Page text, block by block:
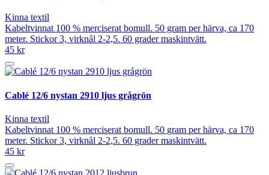
Kinna textil
Kabeltvinnat 100 % merciserat bomull. 50 gram per härva, ca 170
meter. Stickor 3, virknål 2-2,5. 60 grader maskintvätt.
45 kr
Cablé 12/6 nystan 2910 ljus grågrön
Kinna textil
Kabeltvinnat 100 % merciserat bomull. 50 gram per härva, ca 170
meter. Stickor 3, virknål 2-2,5. 60 grader maskintvätt.
45 kr